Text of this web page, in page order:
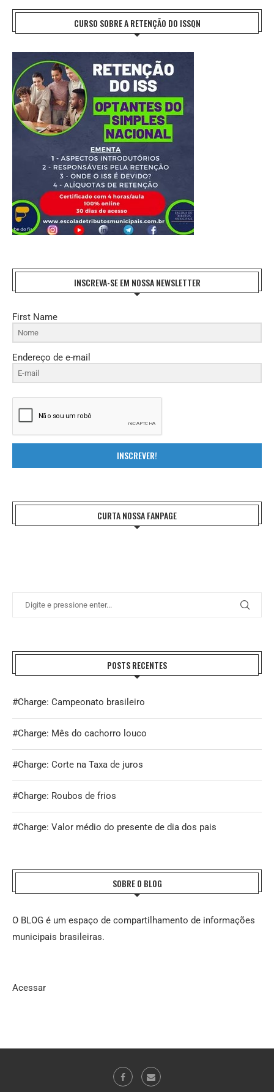
CURSO SOBRE A RETENÇÃO DO ISSQN
INSCREVA-SE EM NOSSA NEWSLETTER
First Name
Endereço de e-mail
INSCREVER!
CURTA NOSSA FANPAGE
POSTS RECENTES
#Charge: Campeonato brasileiro
#Charge: Mês do cachorro louco
#Charge: Corte na Taxa de juros
#Charge: Roubos de frios
#Charge: Valor médio do presente de dia dos pais
SOBRE O BLOG
O BLOG é um espaço de compartilhamento de informações
municipais brasileiras.
Acessar